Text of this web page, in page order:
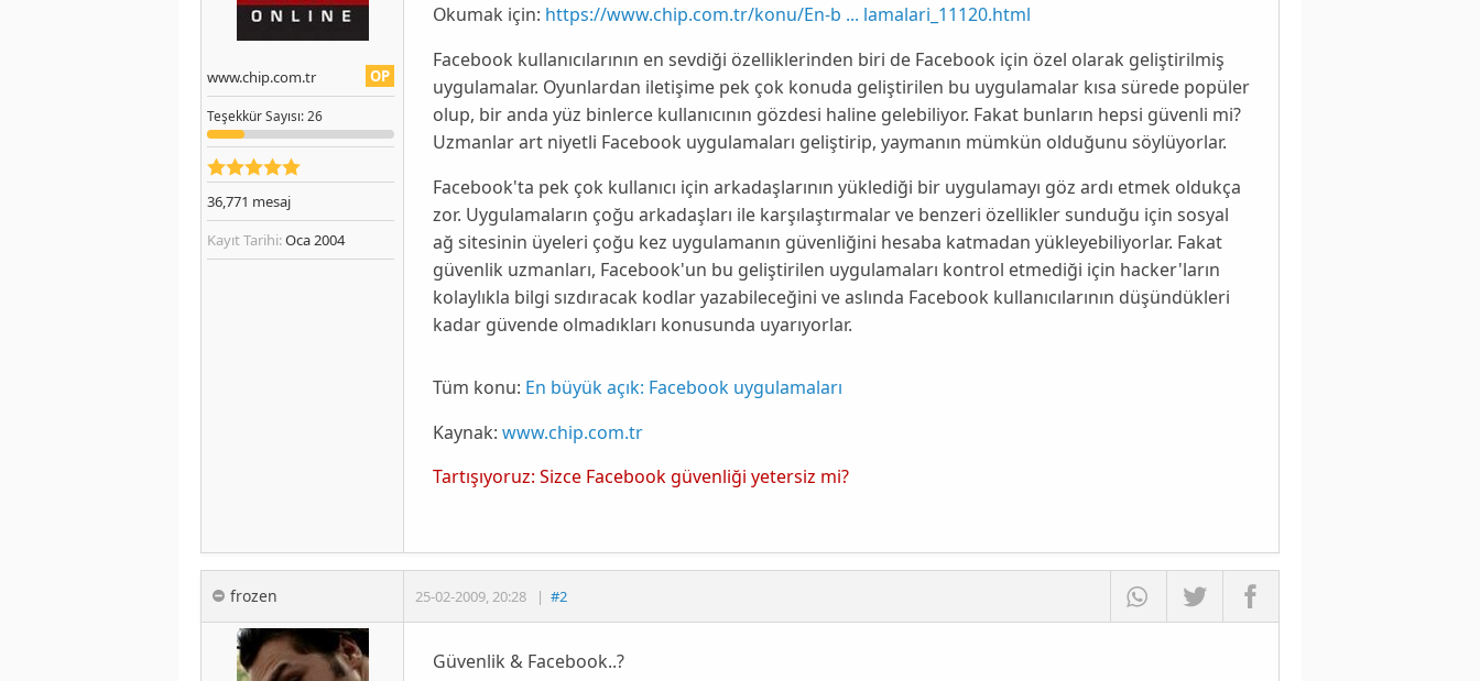
OP
www.chip.com.tr
TeşekkürSayısı: 26
36,771 mesaj
Kayıt Tarihi:Oca 2004
Okumak için: https://www.chip.com.tr/konu/En-b ... lamalari_11120.html
Facebook kullanıcılarının en sevdiği özelliklerinden biri de Facebook için özel olarak geliştirilmiş
uygulamalar. Oyunlardan iletişime pek çok konuda geliştirilen bu uygulamalar kısa sürede popüler
olup, bir anda yüz binlerce kullanıcının gözdesi haline gelebiliyor. Fakat bunların hepsi güvenli mi?
Uzmanlar art niyetli Facebook uygulamaları geliştirip, yaymanın mümkün olduğunu söylüyorlar.
Facebook'ta pek çok kullanıcı için arkadaşlarının yüklediği bir uygulamayı göz ardı etmek oldukça
zor. Uygulamaların çoğu arkadaşları ile karşılaştırmalar ve benzeri özellikler sunduğu için sosyal
ağ sitesinin üyeleri çoğu kez uygulamanın güvenliğini hesaba katmadan yükleyebiliyorlar. Fakat
güvenlik uzmanları, Facebook'un bu geliştirilen uygulamaları kontrol etmediği için hacker'ların
kolaylıkla bilgi sızdıracak kodlar yazabileceğini ve aslında Facebook kullanıcılarının düşündükleri
kadar güvende olmadıkları konusunda uyarıyorlar.
Tüm konu: En büyük açık: Facebook uygulamaları
Kaynak: www.chip.com.tr
Tartışıyoruz: Sizce Facebook güvenliği yetersiz mi?
frozen 25-02-2009,20:28 | #2
Güvenlik & Facebook..?